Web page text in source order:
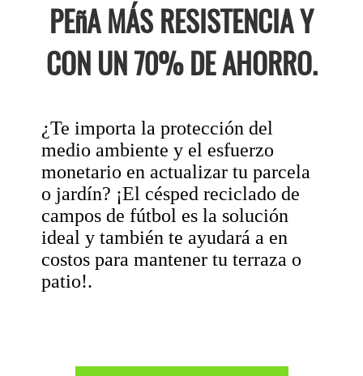
PEñA MÁS RESISTENCIA Y
CON UN 70% DE AHORRO.
¿Te importa la protección del
medio ambiente y el esfuerzo
monetario en actualizar tu parcela
o jardín? ¡El césped reciclado de
campos de fútbol es la solución
ideal y también te ayudará a en
costos para mantener tu terraza o
patio!.